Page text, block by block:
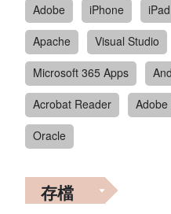
Adobe
iPhone iPad
Apache
Visual Studio
Microsoft 365 Apps
Acrobat Reader
Oracle
存檔